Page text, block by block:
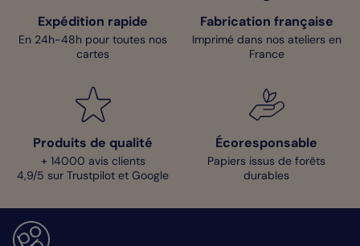
Expédition rapide
En 24h-48h pour toutes nos
cartes
Fabrication française
Imprimé dans nos ateliers en
France
Produits de qualité
+ 14000 avis clients
4,9/5 sur Trustpilot et Google
Écoresponsable
Papiers issus de forêts
durables